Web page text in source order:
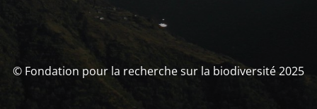
© Fondation pour la recherche sur la biodiversité 2025